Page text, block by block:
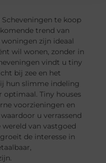
te koop
trend van
zijn ideaal
wil wonen, zonder in
vindt u tiny
bij zee en het
hun slimme indeling
Tiny houses
voorzieningen en
u verrassend
van vastgoed
de interesse in